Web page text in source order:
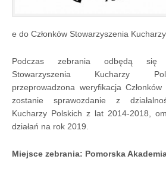
e do Członków Stowarzyszenia Kucharzy
Podczas zebrania odbędą się
Stowarzyszenia Kucharzy
przeprowadzona weryfikacja
zostanie sprawozdanie z
Kucharzy Polskich z lat 2014-2018,
działań na rok 2019.
Miejsce zebrania: Pomorska